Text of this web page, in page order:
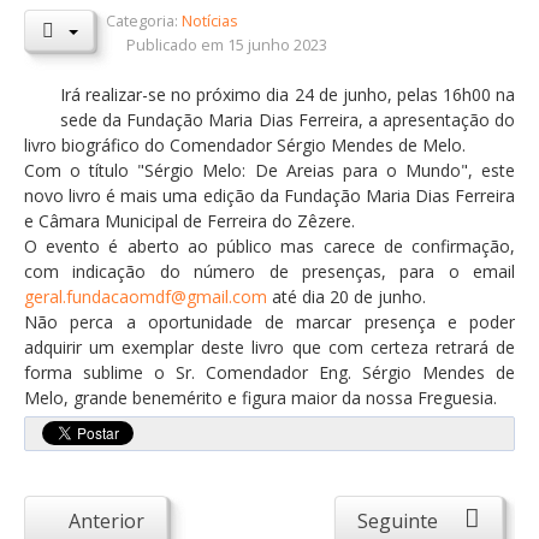
Orçamentos / PPI / PPA
DESTAQUES
Eventos
Notícias
Sondagens
ZêzereTV
SERVIÇOS
A Minha Rua
Abastecimento de Água
Qualidade da Água
Categoria:Notícias
Publicado em 15 junho 2023
Irá realizar-se no próximo dia 24 de junho, pelas 16h00 na
sede da Fundação Maria Dias Ferreira, a apresentação do
livro biográfico do Comendador Sérgio Mendes de Melo.
Com o título "Sérgio Melo: De Areias para o Mundo", este
novo livro é mais uma edição da Fundação Maria Dias Ferreira
e Câmara Municipal de Ferreira do Zêzere.
Oevento é aberto ao público mas carece de confirmação,
com indicação do número de presenças, para o email
geral.fundacaomdf@gmail.com até dia 20 de junho.
Não perca a oportunidade de marcar presença e poder
adquirir um exemplar deste livro que com certeza retrará de
forma sublime o Sr. Comendador Eng. Sérgio Mendes de
Melo, grande benemérito e figura maior da nossa Freguesia.
Anterior Seguinte